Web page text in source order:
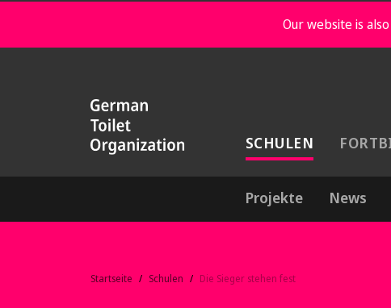
Our website is
SCHULEN
Projekte News
Startseite Schulen Die Sieger stehen fest